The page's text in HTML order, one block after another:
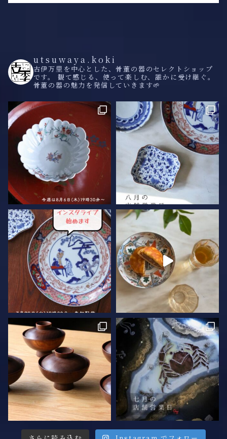
utsuwaya.koki
古伊万里を中心とした、骨董の器のセレクトショップ
です。
観て感じる、使って楽しむ、誰かに受け継ぐ。
骨董の器の魅力を発信していきます🌱